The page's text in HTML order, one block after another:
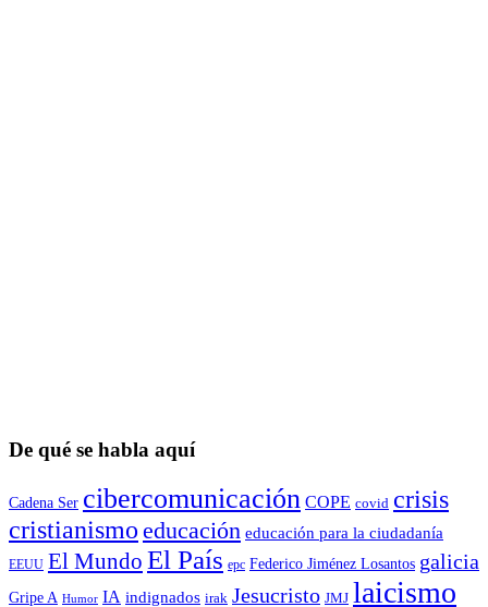
De qué se habla aquí
Cadena Ser cibercomunicación COPE covid crisis
cristianismo educación educación para la ciudadaní­a
EEUU El Mundo El País epc Federico Jiménez Losantos galicia
Gripe A Humor IA indignados irak Jesucristo JMJ laicismo